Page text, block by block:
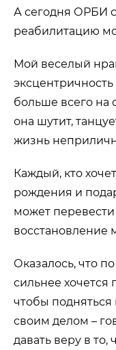
А сегодня ОРБИ
реабилитацию
Мой веселый
больше всего на
она шутит,
жизнь
Каждый, кто
рождения и
может
восстановление
Оказалось, что
сильнее
чтобы подняться
своим делом –
давать веру в